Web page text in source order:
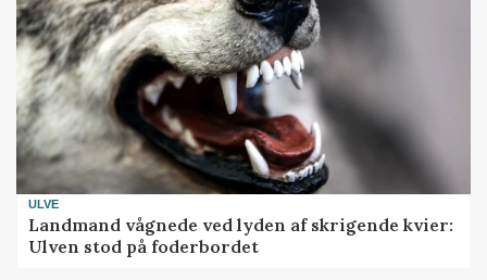
ULVE
Landmand vågnede ved lyden af skrigende kvier:
Ulven stod på foderbordet